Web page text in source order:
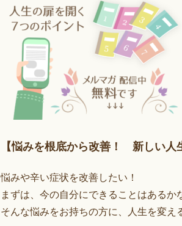
【悩みを根底から改善！ 新しい人
悩みや辛い症状を改善したい！
まずは、今の自分にできることはあるか
そんな悩みをお持ちの方に、人生を変え